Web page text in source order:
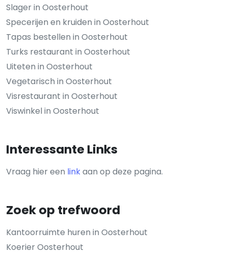
Slager in Oosterhout
Specerijen en kruiden in Oosterhout
Tapas bestellen in Oosterhout
Turks restaurant in Oosterhout
Uiteten in Oosterhout
Vegetarisch in Oosterhout
Visrestaurant in Oosterhout
Viswinkel in Oosterhout
Interessante Links
Vraag hier een linkaan op deze pagina.
Zoek op trefwoord
Kantoorruimte huren in Oosterhout
Koerier Oosterhout